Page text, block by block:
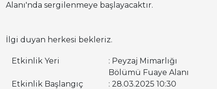
Alanı'nda sergilenmeye başlayacaktır.
İlgi duyan herkesi bekleriz.
Etkinlik Yeri
: Peyzaj Mimarlığı
Bölümü Fuaye Alanı
Etkinlik Başlangıç
: 28.03.2025 10:30